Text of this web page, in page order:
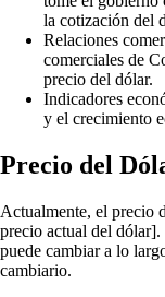
la cotización del
Relaciones
comerciales de
precio del dólar.
Indicadores
y el crecimiento
Precio del
Actualmente, el precio
precio actual del dólar].
puede cambiar a lo
cambiario.